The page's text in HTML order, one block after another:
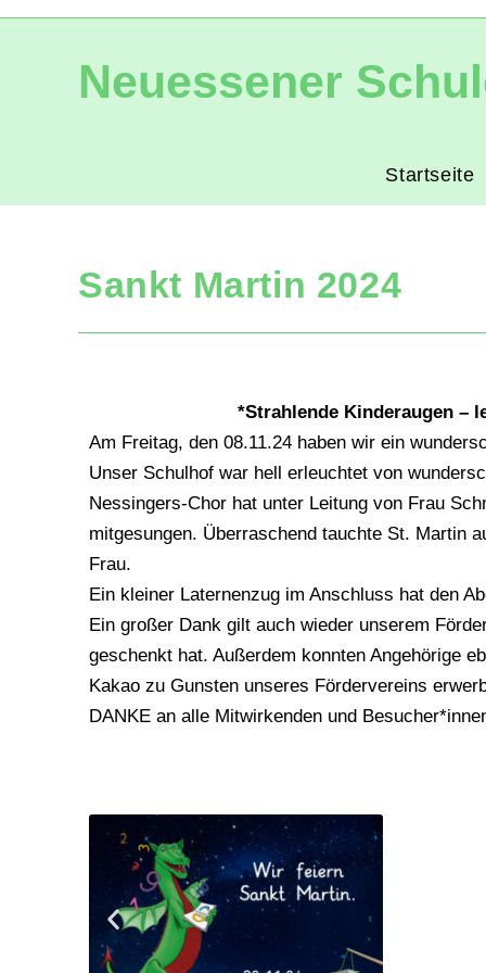
Neuessener
Startseite
Sankt Martin 2024
*Strahlende Kinderaugen –
Am Freitag, den 08.11.24 haben wir ein
Unser Schulhof war hell erleuchtet von
Nessingers-Chor hat unter Leitung von Frau
mitgesungen. Überraschend tauchte St. Martin
Frau.
Ein kleiner Laternenzug im Anschluss hat den
Ein großer Dank gilt auch wieder unserem
geschenkt hat. Außerdem konnten Angehörige
Kakao zu Gunsten unseres Fördervereins
DANKE an alle Mitwirkenden und